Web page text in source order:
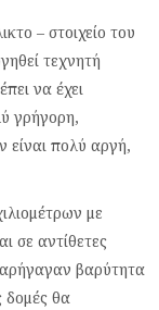
– στοιχείο του
τεχνητή
να έχει
γρήγορη,
είναι πολύ αργή,
με
σε αντίθετες
βαρύτητα
δομές θα